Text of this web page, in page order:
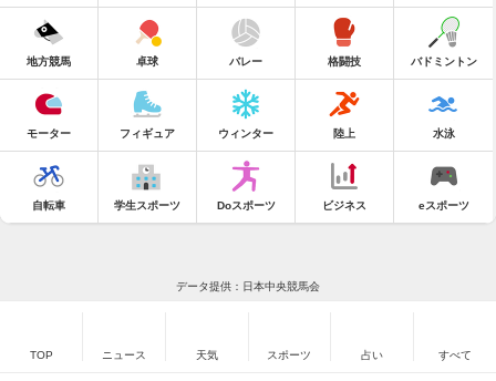
地方競馬 卓球 バレー 格闘技 バドミントン
モーター フィギュア ウィンター 陸上 水泳
自転車 学生スポーツ Doスポーツ ビジネス eスポーツ
データ提供：日本中央競馬会
TOP ニュース 天気 スポーツ 占い すべて